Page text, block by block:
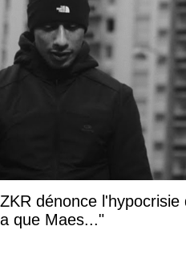
ZKR dénonce
a que Maes..."